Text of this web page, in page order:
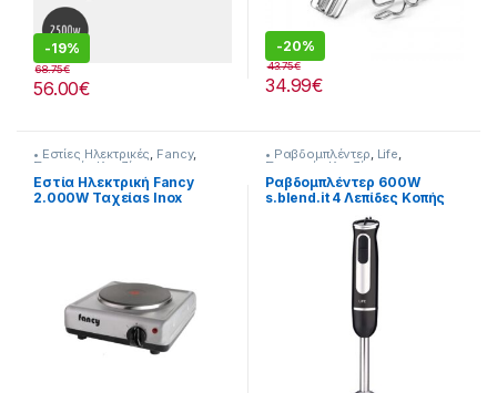
-19%
56.00€
68.75€
-20%
34.99€
43.75€
• Εστίες Ηλεκτρικές, Fancy,
Συσκευές Κουζίνας
Εστία Ηλεκτρική Fancy
2.000W Ταχείαs Inox
• Ραβδομπλέντερ, Life,
Συσκευές Κουζίνας
Ραβδομπλέντερ 600W
s.blend.it 4 Λεπίδες Κοπής